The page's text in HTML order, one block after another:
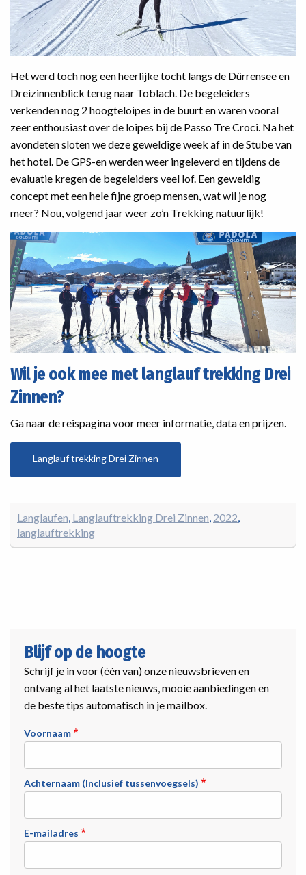
Het werd toch nog een heerlijke tocht langs de Dürrensee en
Dreizinnenblick terug naar Toblach. De begeleiders
verkenden nog 2 hoogteloipes in de buurt en waren vooral
zeer enthousiast over de loipes bij de Passo Tre Croci. Na het
avondeten sloten we deze geweldige week af in de Stube van
het hotel. De GPS-en werden weer ingeleverd en tijdens de
evaluatie kregen de begeleiders veel lof. Een geweldig
concept met een hele fijne groep mensen, wat wil je nog
meer? Nou, volgend jaar weer zo’n Trekking natuurlijk!
Wil je ook mee met langlauf trekking Drei
Zinnen?
Ga naar de reispagina voor meer informatie, data en prijzen.
Langlauf trekking Drei Zinnen
Langlaufen Langlauftrekking Drei Zinnen 2022
langlauftrekking
Blijf op de hoogte
Schrijf je in voor (één van) onze nieuwsbrieven en
ontvang al het laatste nieuws, mooie aanbiedingen en
de beste tips automatisch in je mailbox.
Voornaam
Achternaam (Inclusief tussenvoegsels)
E-mailadres